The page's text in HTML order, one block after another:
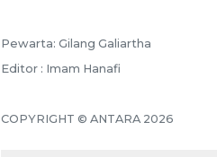
Pewarta: Gilang Galiartha
Editor : Imam Hanafi
COPYRIGHT © ANTARA 2026